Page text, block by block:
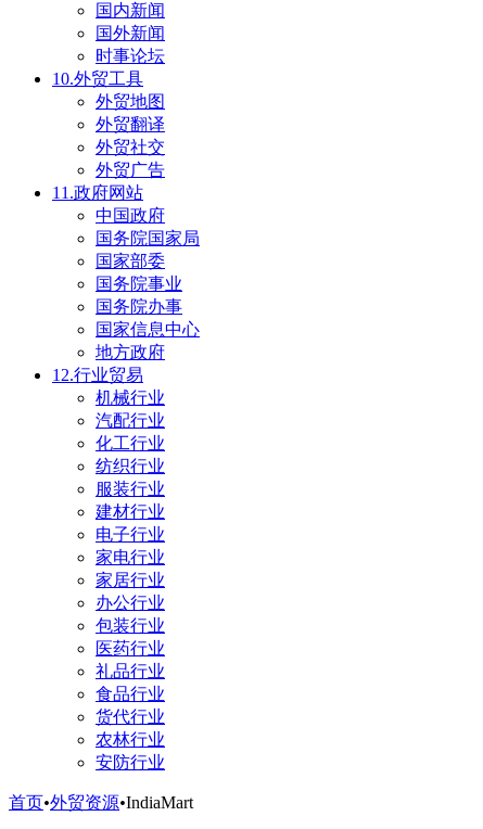
国内新闻
国外新闻
时事论坛
10.外贸工具
外贸地图
外贸翻译
外贸社交
外贸广告
11.政府网站
中国政府
国务院国家局
国家部委
国务院事业
国务院办事
国家信息中心
地方政府
12.行业贸易
机械行业
汽配行业
化工行业
纺织行业
服装行业
建材行业
电子行业
家电行业
家居行业
办公行业
包装行业
医药行业
礼品行业
食品行业
货代行业
农林行业
安防行业
首页•外贸资源•IndiaMart